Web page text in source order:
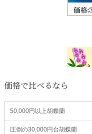
価格で比べるなら
50,000円以上胡蝶蘭
圧倒の30,000円台胡蝶蘭